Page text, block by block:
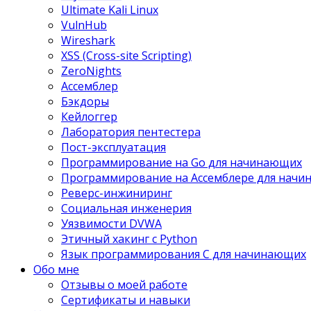
Ultimate Kali Linux
VulnHub
Wireshark
XSS (Cross-site Scripting)
ZeroNights
Ассемблер
Бэкдоры
Кейлоггер
Лаборатория пентестера
Пост-эксплуатация
Программирование на Go для начинающих
Программирование на Ассемблере для
Реверс-инжиниринг
Социальная инженерия
Уязвимости DVWA
Этичный хакинг с Python
Язык программирования С для начинающих
Обо мне
Отзывы о моей работе
Сертификаты и навыки